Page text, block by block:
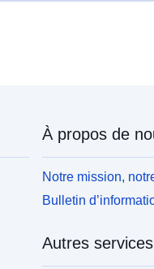
À propos de
Notre mission,
Bulletin
Autres services